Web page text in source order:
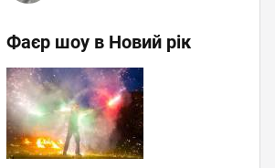
Фаєр шоу в Новий рік